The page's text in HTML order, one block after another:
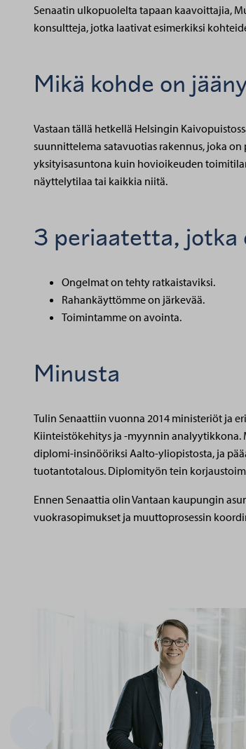
Senaatin ulkopuolelta tapaan kaavoittajia,
konsultteja, jotka laativat esimerkiksi
Mikä kohde on
Vastaan tällä hetkellä Helsingin
suunnittelema satavuotias rakennus, joka
yksityisasuntona kuin hovioikeuden
näyttelytilaa tai kaikkia niitä.
3 periaatetta, jotka
Ongelmat on tehty ratkaistaviksi.
Rahankäyttömme on järkevää.
Toimintamme on avointa.
Minusta
Tulin Senaattiin vuonna 2014 ministeriöt ja
Kiinteistökehitys ja -myynnin
diplomi-insinööriksi Aalto-yliopistosta, ja
tuotantotalous. Diplomityön tein
Ennen Senaattia olin Vantaan kaupungin
vuokrasopimukset ja muuttoprosessin